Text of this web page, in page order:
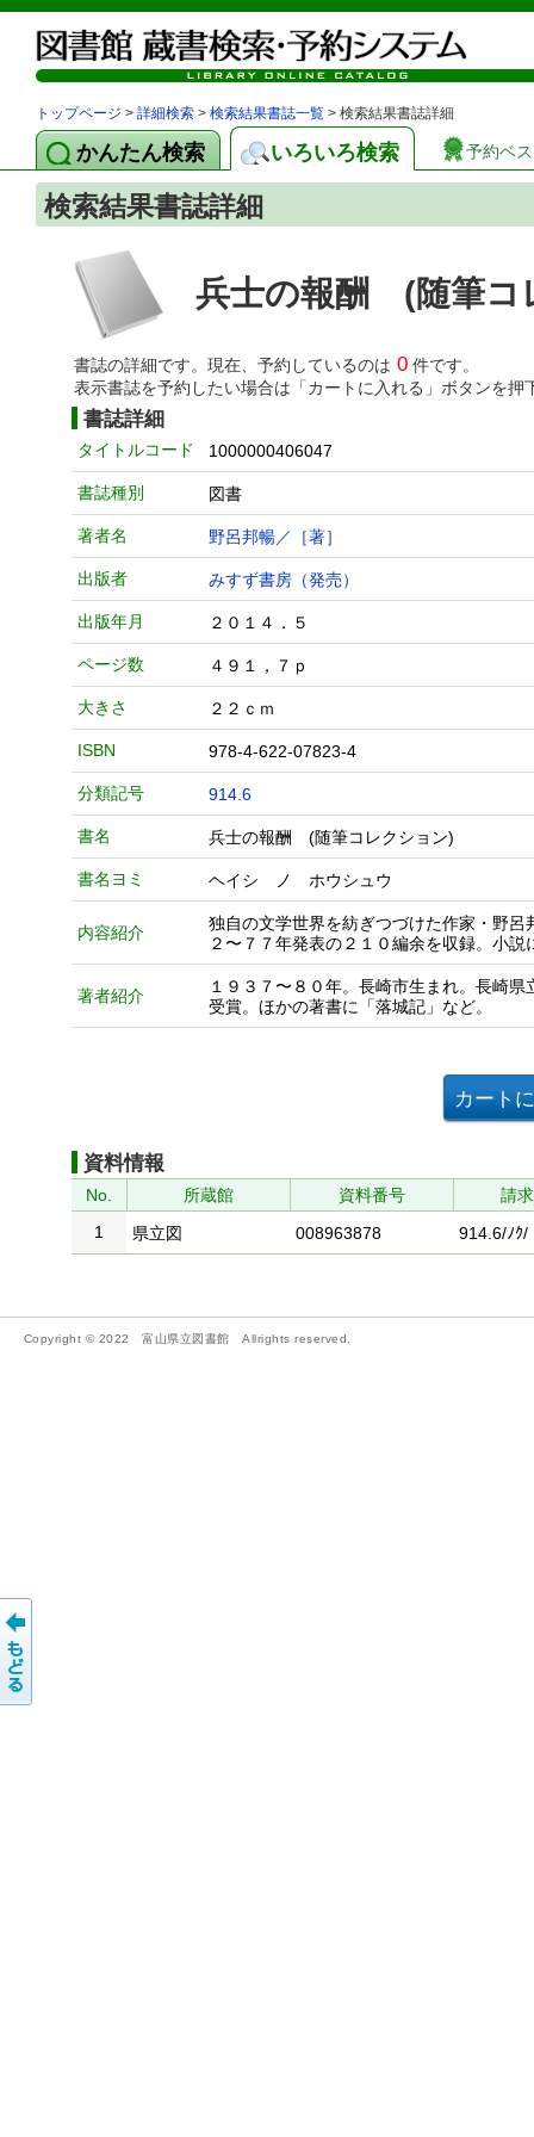
トップページ > 詳細検索 > 検索結果書誌一覧 > 検索結果書誌詳細
かんたん検索 いろいろ検索 予約ベ
検索結果書誌詳細
兵士の報酬 (随筆コ
書誌の詳細です。現在、予約しているのは 0 件です。
表示書誌を予約したい場合は「カートに入れる」ボタンを押
書誌詳細
タイトルコード 1000000406047
書誌種別 図書
著者名 野呂邦暢／［著］
出版者 みすず書房（発売）
出版年月 ２０１４．５
ページ数 ４９１，７ｐ
大きさ ２２ｃｍ
ISBN 978-4-622-07823-4
分類記号 914.6
書名 兵士の報酬 (随筆コレクション)
書名ヨミ ヘイシ ノ ホウシュウ
内容紹介
独自の文学世界を紡ぎつづけた作家・野
２〜７７年発表の２１０編余を収録。小
著者紹介
１９３７〜８０年。長崎市生まれ。長崎
受賞。ほかの著書に「落城記」など。
資料情報
No. 所蔵館 資料番号
請
1
県立図 008963878 914.6/ﾉｸ/
Copyright © 2022 富山県立図書館 Allrights reserved.